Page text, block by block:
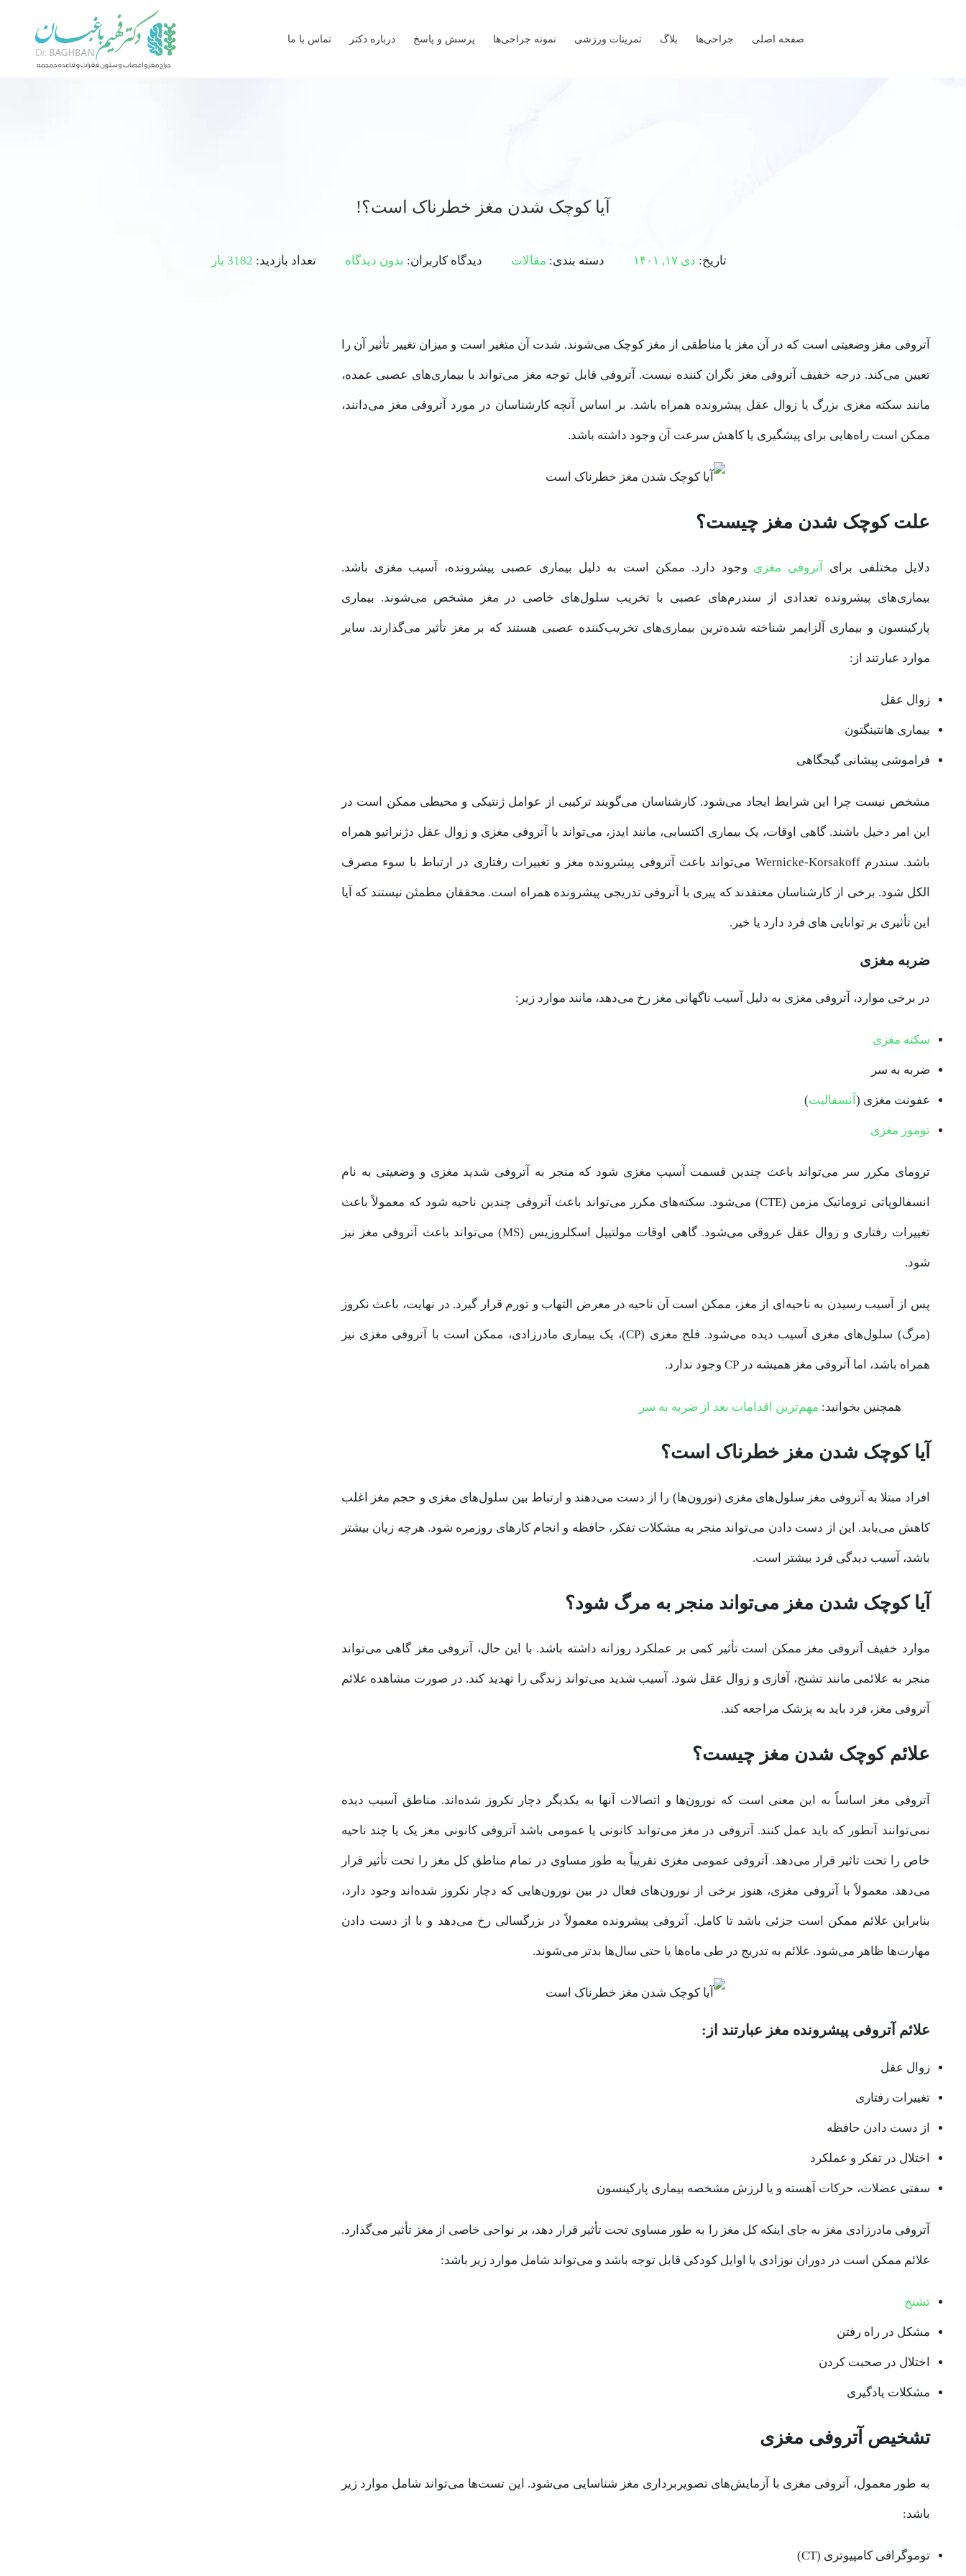
صفحه اصلی جراحی‌ها بلاگ تمرینات ورزشی نمونه جراحی‌ها پرسش و پاسخ درباره دکتر تماس با ما
آیا کوچک شدن مغز خطرناک است؟!
تاریخ: دی ۱۷, ۱۴۰۱ دسته بندی: مقالات دیدگاه کاربران: بدون دیدگاه تعداد بازدید: 3182 بار
آتروفی مغز وضعیتی است که در آن مغز یا مناطقی از مغز کوچک می‌شوند. شدت آن متغیر است و میزان تغییر تأثیر آن را
تعیین می‌کند. درجه خفیف آتروفی مغز نگران کننده نیست. آتروفی قابل توجه مغز می‌تواند با بیماری‌های عصبی عمده،
مانند سکته مغزی بزرگ یا زوال عقل پیشرونده همراه باشد. بر اساس آنچه کارشناسان در مورد آتروفی مغز می‌دانند،
ممکن است راه‌هایی برای پیشگیری یا کاهش سرعت آن وجود داشته باشد.
علت کوچک شدن مغز چیست؟
دلایل مختلفی برای آتروفی مغزی وجود دارد. ممکن است به دلیل بیماری عصبی پیشرونده، آسیب مغزی باشد.
بیماری‌های پیشرونده تعدادی از سندرم‌های عصبی با تخریب سلول‌های خاصی در مغز مشخص می‌شوند. بیماری
پارکینسون و بیماری آلزایمر شناخته ‌شده‌ترین بیماری‌های تخریب‌کننده عصبی هستند که بر مغز تأثیر می‌گذارند. سایر
موارد عبارتند از:
زوال عقل
بیماری هانتینگتون
فراموشی پیشانی گیجگاهی
مشخص نیست چرا این شرایط ایجاد می‌شود. کارشناسان می‌گویند ترکیبی از عوامل ژنتیکی و محیطی ممکن است در
این امر دخیل باشند. گاهی اوقات، یک بیماری اکتسابی، مانند ایدز، می‌تواند با آتروفی مغزی و زوال عقل دژنراتیو همراه
باشد. سندرم Wernicke-Korsakoff می‌تواند باعث آتروفی پیشرونده مغز و تغییرات رفتاری در ارتباط با سوء مصرف
الکل شود. برخی از کارشناسان معتقدند که پیری با آتروفی تدریجی پیشرونده همراه است. محققان مطمئن نیستند که آیا
این تأثیری بر توانایی های فرد دارد یا خیر.
ضربه مغزی
در برخی موارد، آتروفی مغزی به دلیل آسیب ناگهانی مغز رخ می‌دهد، مانند موارد زیر:
سکته مغزی
ضربه به سر
عفونت مغزی ( آنسفالیت)
تومور مغزی
ترومای مکرر سر می‌تواند باعث چندین قسمت آسیب مغزی شود که منجر به آتروفی شدید مغزی و وضعیتی به نام
انسفالوپاتی تروماتیک مزمن (CTE) می‌شود. سکته‌های مکرر می‌تواند باعث آتروفی چندین ناحیه شود که معمولاً باعث
تغییرات رفتاری و زوال عقل عروقی می‌شود. گاهی اوقات مولتیپل اسکلروزیس (MS) می‌تواند باعث آتروفی مغز نیز
شود.
پس از آسیب رسیدن به ناحیه‌ای از مغز، ممکن است آن ناحیه در معرض التهاب و تورم قرار گیرد. در نهایت، باعث نکروز
(مرگ) سلول‌های مغزی آسیب دیده می‌شود. فلج مغزی (CP)، یک بیماری مادرزادی، ممکن است با آتروفی مغزی نیز
همراه باشد، اما آتروفی مغز همیشه در CP وجود ندارد.
همچنین بخوانید: مهم‌ترین اقدامات بعد از ضربه به سر
آیا کوچک شدن مغز خطرناک است؟
افراد مبتلا به آتروفی مغز سلول‌های مغزی (نورون‌ها) را از دست می‌دهند و ارتباط بین سلول‌های مغزی و حجم مغز اغلب
کاهش می‌یابد. این از دست دادن می‌تواند منجر به مشکلات تفکر، حافظه و انجام کارهای روزمره شود. هرچه زیان بیشتر
باشد، آسیب دیدگی فرد بیشتر است.
آیا کوچک شدن مغز می‌تواند منجر به مرگ شود؟
موارد خفیف آتروفی مغز ممکن است تأثیر کمی بر عملکرد روزانه داشته باشد. با این حال، آتروفی مغز گاهی می‌تواند
منجر به علائمی مانند تشنج، آفازی و زوال عقل شود. آسیب شدید می‌تواند زندگی را تهدید کند. در صورت مشاهده علائم
آتروفی مغز، فرد باید به پزشک مراجعه کند.
علائم کوچک شدن مغز چیست؟
آتروفی مغز اساساً به این معنی است که نورون‌ها و اتصالات آنها به یکدیگر دچار نکروز شده‌اند. مناطق آسیب دیده
نمی‌توانند آنطور که باید عمل کنند. آتروفی در مغز می‌تواند کانونی یا عمومی باشد آتروفی کانونی مغز یک یا چند ناحیه
خاص را تحت تاثیر قرار می‌دهد. آتروفی عمومی مغزی تقریباً به طور مساوی در تمام مناطق کل مغز را تحت تأثیر قرار
می‌دهد. معمولاً با آتروفی مغزی، هنوز برخی از نورون‌های فعال در بین نورون‌هایی که دچار نکروز شده‌اند وجود دارد،
بنابراین علائم ممکن است جزئی باشد تا کامل. آتروفی پیشرونده معمولاً در بزرگسالی رخ می‌دهد و با از دست دادن
مهارت‌ها ظاهر می‌شود. علائم به تدریج در طی ماه‌ها یا حتی سال‌ها بدتر می‌شوند.
علائم آتروفی پیشرونده مغز عبارتند از :
زوال عقل
تغییرات رفتاری
از دست دادن حافظه
اختلال در تفکر و عملکرد
سفتی عضلات، حرکات آهسته و یا لرزش مشخصه بیماری پارکینسون
آتروفی مادرزادی مغز به جای اینکه کل مغز را به طور مساوی تحت تأثیر قرار دهد، بر نواحی خاصی از مغز تأثیر می‌گذارد.
علائم ممکن است در دوران نوزادی یا اوایل کودکی قابل توجه باشد و می‌تواند شامل موارد زیر باشد:
تشنج
مشکل در راه رفتن
اختلال در صحبت کردن
مشکلات یادگیری
تشخیص آتروفی مغزی
به طور معمول، آتروفی مغزی با آزمایش‌های تصویربرداری مغز شناسایی می‌شود. این تست‌ها می‌تواند شامل موارد زیر
باشد:
توموگرافی کامپیوتری (CT)